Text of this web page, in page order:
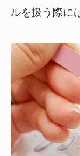
ルを扱う際に